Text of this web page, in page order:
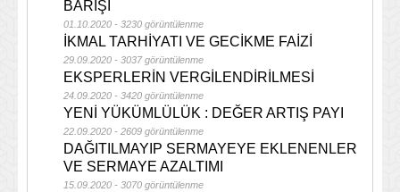
BARIŞI
01.10.2020 - 3230 görüntülenme
İKMAL TARHİYATI VE GECİKME FAİZİ
29.09.2020 - 3037 görüntülenme
EKSPERLERİN VERGİLENDİRİLMESİ
24.09.2020 - 3420 görüntülenme
YENİ YÜKÜMLÜLÜK : DEĞER ARTIŞ PAYI
22.09.2020 - 2609 görüntülenme
DAĞITILMAYIP SERMAYEYE EKLENENLER
VE SERMAYE AZALTIMI
15.09.2020 - 3070 görüntülenme